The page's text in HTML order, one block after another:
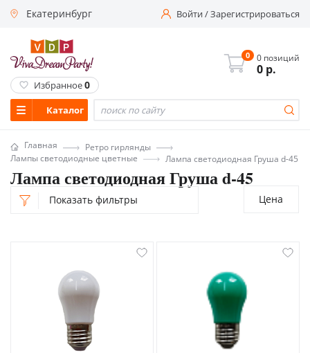
Екатеринбург Войти/Зарегистрироваться
Каталог
0 0 позиций
0 р.
Избранное0
Главная
Ретро гирлянды
Лампы светодиодные цветные
Лампа светодиодная Груша d-45
Лампа светодиодная Груша d-45
Показать фильтры Цена